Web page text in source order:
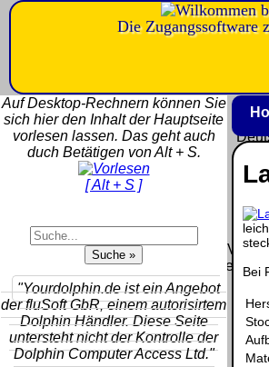
Bei
Auf Desktop-Rechnern können Sie
sich hier den Inhalt der Hauptseite
vorlesen lassen. Das geht auch
duch Betätigen von Alt + S.
[ Alt + S ]
"Yourdolphin.de ist ein Angebot
der fluSoft GbR, einem autorisirtem
Dolphin Händler. Diese Seite
untersteht nicht der Kontrolle der
Dolphin Computer Access Ltd."
Die Zugangssoftware
EU
Der
Paket.